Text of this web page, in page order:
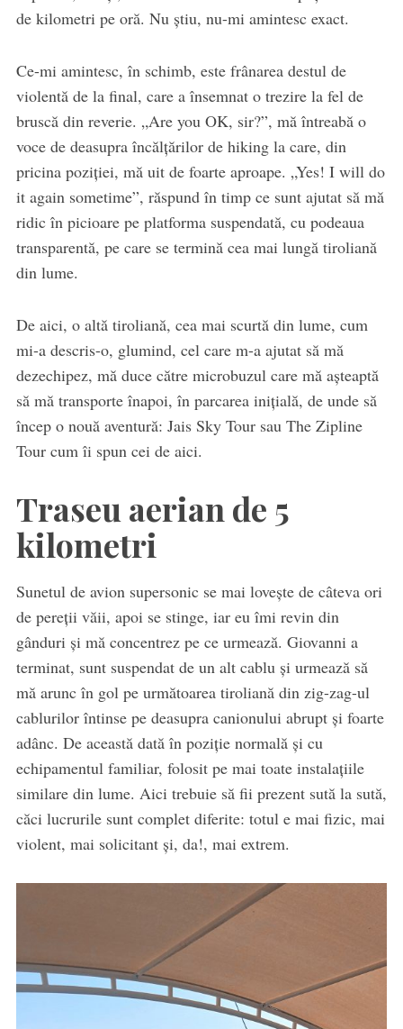
de kilometri pe oră. Nu știu, nu-mi amintesc exact.
Ce-mi amintesc, în schimb, este frânarea destul de
violentă de la final, care a însemnat o trezire la fel de
bruscă din reverie. „Are you OK, sir?”, mă întreabă o
voce de deasupra încălțărilor de hiking la care, din
pricina poziției, mă uit de foarte aproape. „Yes! I will do
it again sometime”, răspund în timp ce sunt ajutat să mă
ridic în picioare pe platforma suspendată, cu podeaua
transparentă, pe care se termină cea mai lungă tiroliană
din lume.
De aici, o altă tiroliană, cea mai scurtă din lume, cum
mi-a descris-o, glumind, cel care m-a ajutat să mă
dezechipez, mă duce către microbuzul care mă așteaptă
să mă transporte înapoi, în parcarea inițială, de unde să
încep o nouă aventură: Jais Sky Tour sau The Zipline
Tour cum îi spun cei de aici.
Traseu aerian de 5
kilometri
Sunetul de avion supersonic se mai lovește de câteva ori
de pereții văii, apoi se stinge, iar eu îmi revin din
gânduri și mă concentrez pe ce urmează. Giovanni a
terminat, sunt suspendat de un alt cablu și urmează să
mă arunc în gol pe următoarea tiroliană din zig-zag-ul
cablurilor întinse pe deasupra canionului abrupt și foarte
adânc. De această dată în poziție normală și cu
echipamentul familiar, folosit pe mai toate instalațiile
similare din lume. Aici trebuie să fii prezent sută la sută,
căci lucrurile sunt complet diferite: totul e mai fizic, mai
violent, mai solicitant și, da!, mai extrem.